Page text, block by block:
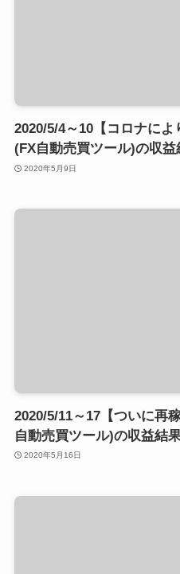
2020/5/4～10【コロナに
(FX自動売買ツール)の収益
2020年5月9日
2020/5/11～17【ついに再
自動売買ツール)の収益結
2020年5月16日